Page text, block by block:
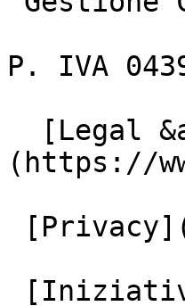
P. IVA
(https://